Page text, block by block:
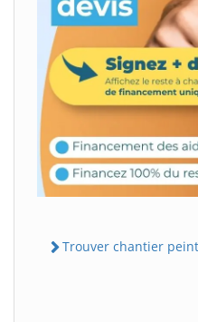
Trouver chantier